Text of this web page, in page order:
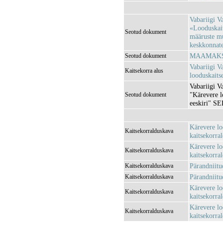
Seotud dokument
Vabariigi
määruste
Seotud dokument
Kaitsekorra alus
Vabariigi
Seotud dokument
Vabariigi
"Kärevere
eeskiri"
Kaitsekorralduskava
Kärevere
Kaitsekorralduskava
Kärevere
Kaitsekorralduskava
Kaitsekorralduskava
Kaitsekorralduskava
Kärevere
Kaitsekorralduskava
Kärevere